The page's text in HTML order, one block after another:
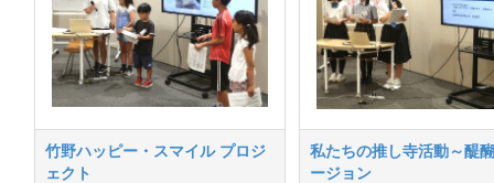
竹野ハッピー・スマイル プロジ
ェクト
私たちの推し寺活動～醍
ージョン